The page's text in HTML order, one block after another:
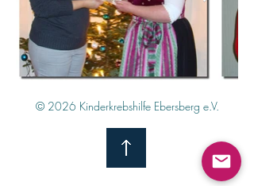
© 2026 Kinderkrebshilfe Ebersberg e.V.